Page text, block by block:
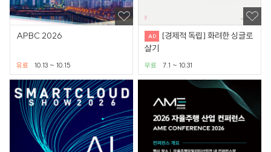
APBC 2026
10.13 ~ 10.15
유료
[경제적 독립] 화려한 싱글로
살기
7.1 ~ 10.31
무료